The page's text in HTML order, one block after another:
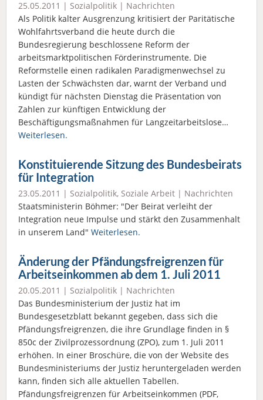
25.05.2011 | Sozialpolitik | Nachrichten
Als Politik kalter Ausgrenzung kritisiert der Paritätische
Wohlfahrtsverband die heute durch die
Bundesregierung beschlossene Reform der
arbeitsmarktpolitischen Förderinstrumente. Die
Reformstelle einen radikalen Paradigmenwechsel zu
Lasten der Schwächsten dar, warnt der Verband und
kündigt für nächsten Dienstag die Präsentation von
Zahlen zur künftigen Entwicklung der
Beschäftigungsmaßnahmen für Langzeitarbeitslose…
Weiterlesen.
Konstituierende Sitzung des Bundesbeirats
für Integration
23.05.2011 | Sozialpolitik, Soziale Arbeit | Nachrichten
Staatsministerin Böhmer: "Der Beirat verleiht der
Integration neue Impulse und stärkt den Zusammenhalt
in unserem Land" Weiterlesen.
Änderung der Pfändungsfreigrenzen für
Arbeitseinkommen ab dem 1. Juli 2011
20.05.2011 | Sozialpolitik | Nachrichten
Das Bundesministerium der Justiz hat im
Bundesgesetzblatt bekannt gegeben, dass sich die
Pfändungsfreigrenzen, die ihre Grundlage finden in §
850c der Zivilprozessordnung (ZPO), zum 1. Juli 2011
erhöhen. In einer Broschüre, die von der Website des
Bundesministeriums der Justiz heruntergeladen werden
kann, finden sich alle aktuellen Tabellen.
Pfändungsfreigrenzen für Arbeitseinkommen (PDF,